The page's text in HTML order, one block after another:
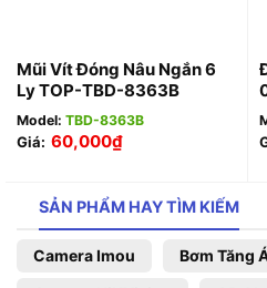
Mũi Vít Đóng Nâu Ngắn 6
Ly TOP-TBD-8363B
Model: TBD-8363B
Giá: 60,000₫
SẢN PHẨM HAY TÌM KIẾM
Camera Imou Bơm Tăng